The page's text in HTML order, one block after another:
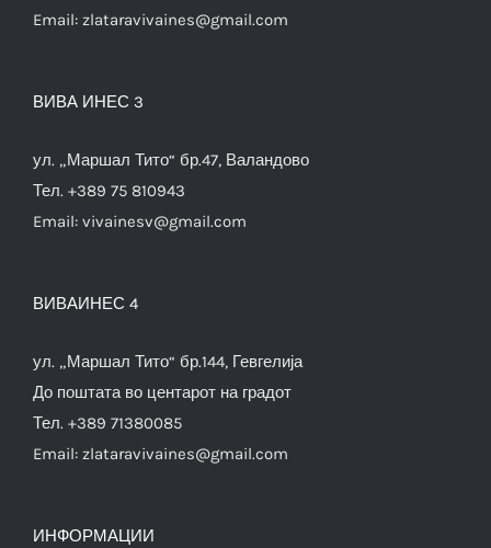
Email: zlataravivaines@gmail.com
ВИВА ИНЕС 3
ул. „Маршал Тито“ бр.47, Валандово
Тел. +389 75 810943
Email: vivainesv@gmail.com
ВИВАИНЕС 4
ул. „Маршал Тито“ бр.144, Гевгелија
До поштата во центарот на градот
Тел. +389 71380085
Email: zlataravivaines@gmail.com
ИНФОРМАЦИИ